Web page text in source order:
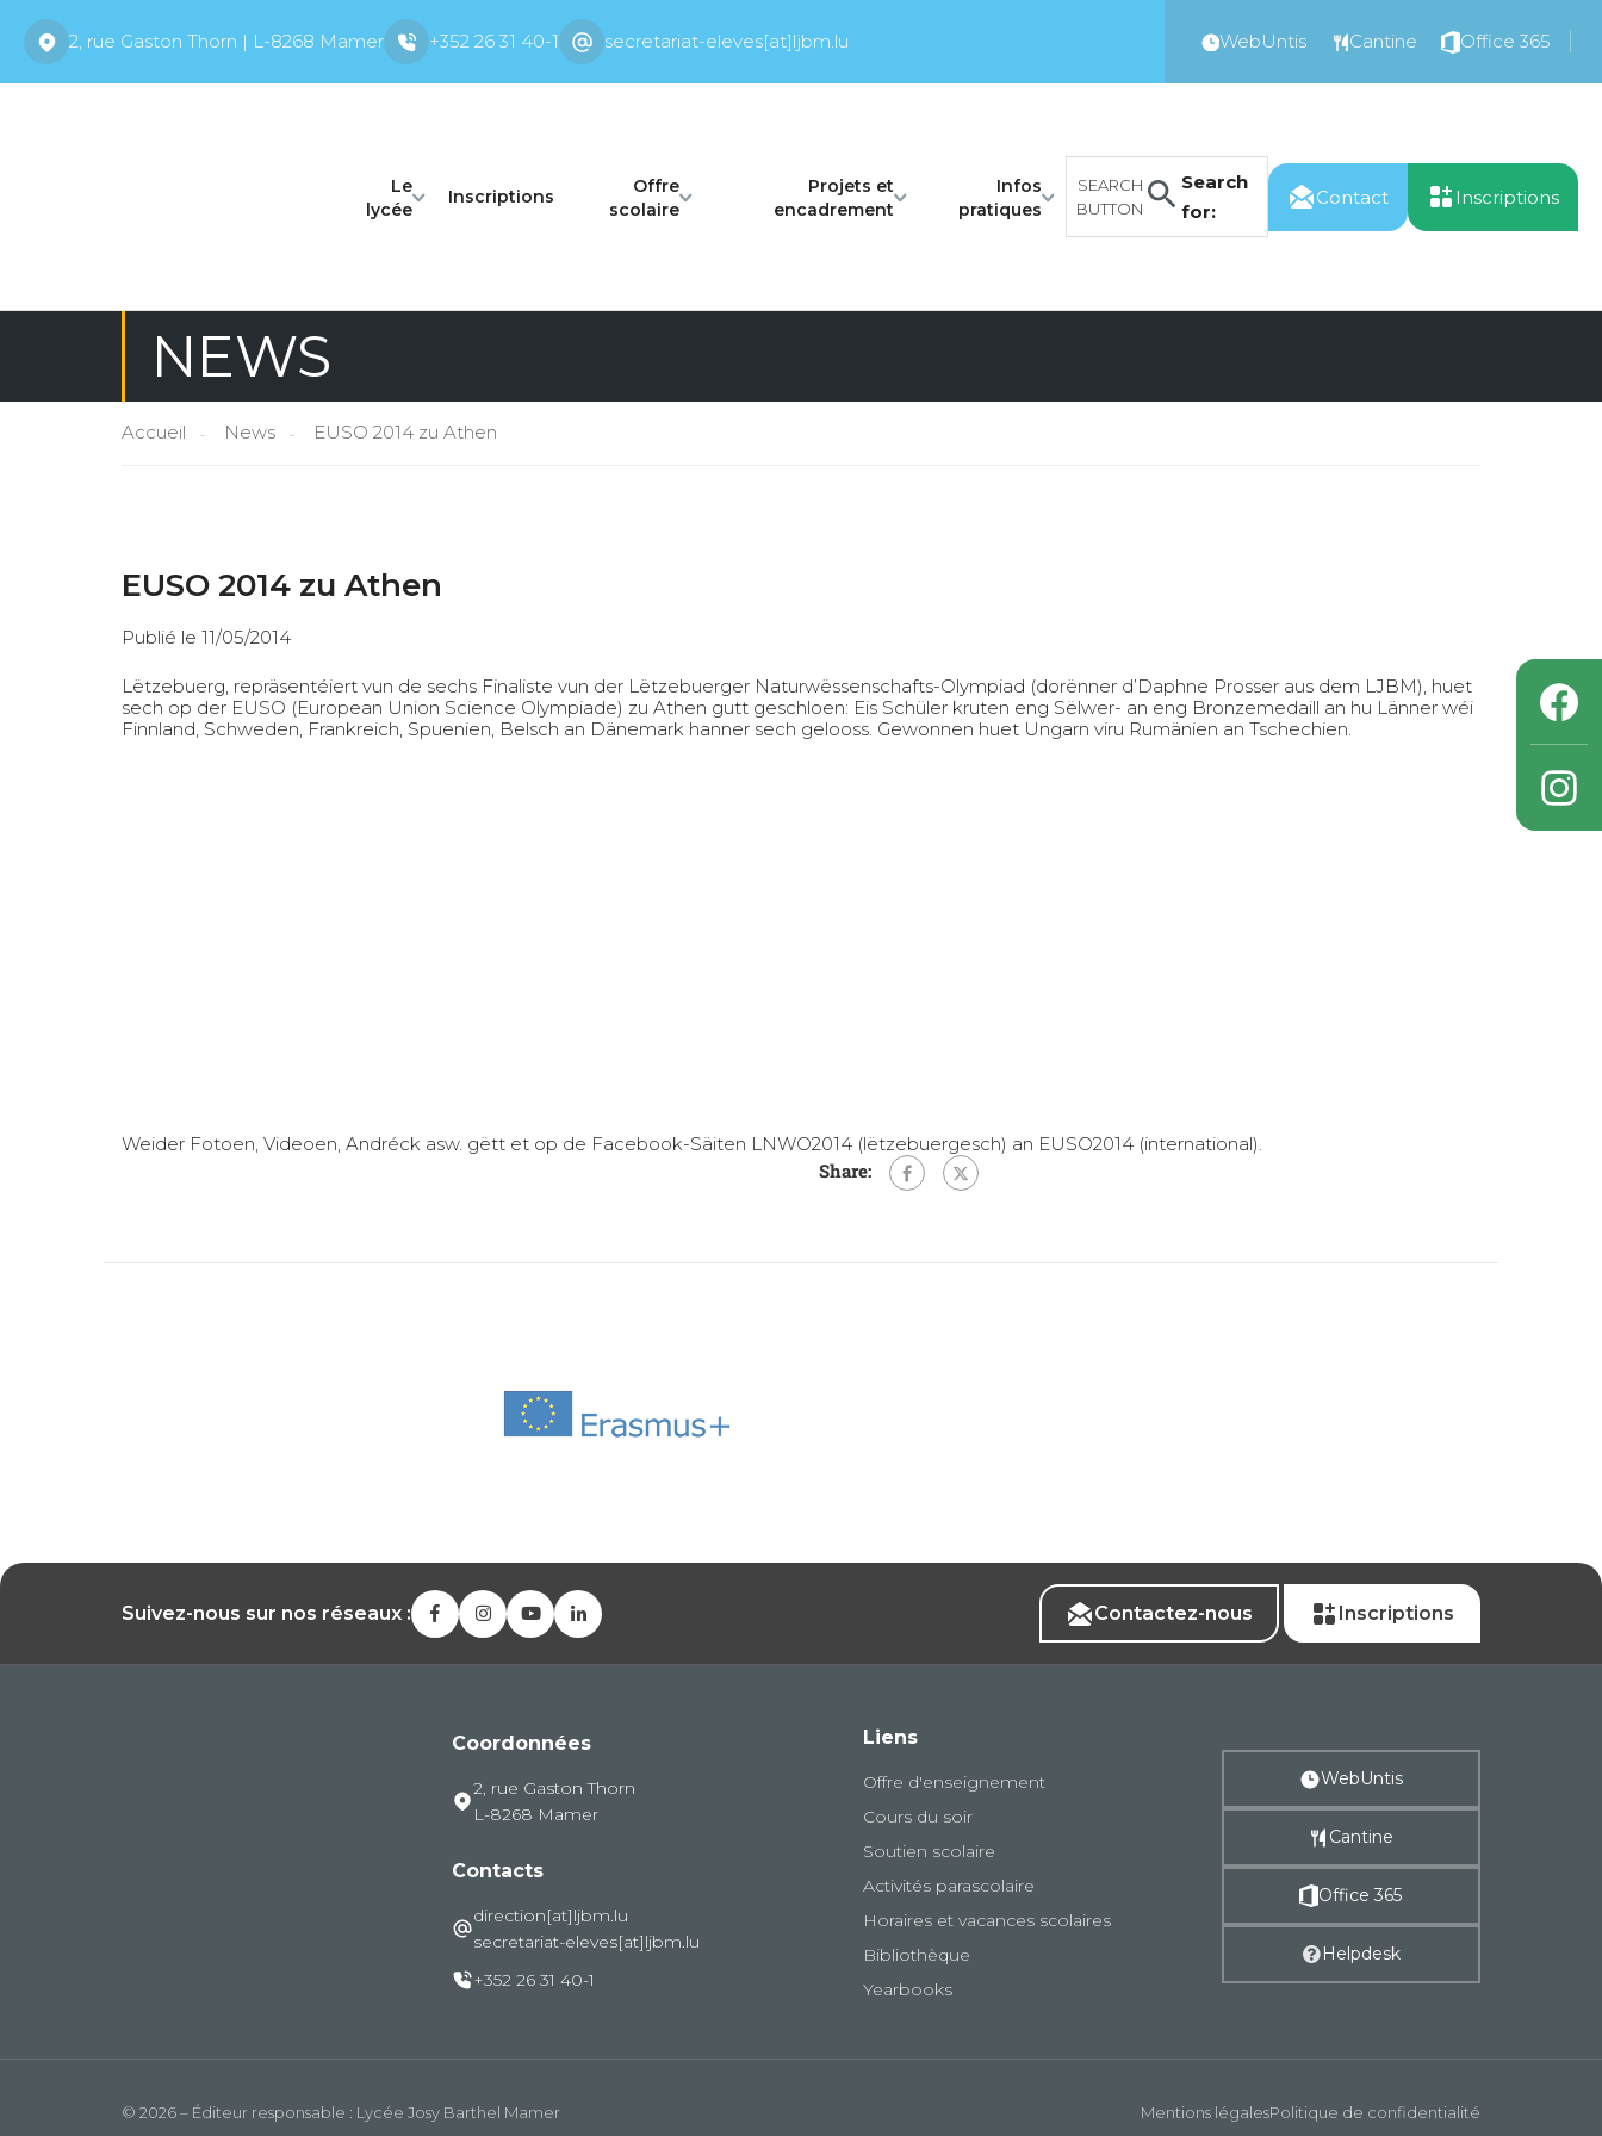
2, rue Gaston Thorn | L-8268 Mamer +352 26 31 40-1 secretariat-eleves[at]ljbm.lu WebUntis Cantine Office 365
Le
lycée
Inscriptions
Offre
scolaire
Projets et
encadrement
Infos
pratiques
Search
for:
SEARCH
BUTTON
Contact Inscriptions
NEWS
Accueil News EUSO 2014 zu Athen
EUSO 2014 zu Athen
Publié le 11/05/2014
Lëtzebuerg, repräsentéiert vun de sechs Finaliste vun der Lëtzebuerger Naturwëssenschafts-Olympiad (dorënner d’Daphne Prosser aus dem LJBM), huet
sech op der EUSO (European Union Science Olympiade) zu Athen gutt geschloen: Eis Schüler kruten eng Sëlwer- an eng Bronzemedaill an hu Länner wéi
Finnland, Schweden, Frankreich, Spuenien, Belsch an Dänemark hanner sech gelooss. Gewonnen huet Ungarn viru Rumänien an Tschechien.
Weider Fotoen, Videoen, Andréck asw. gëtt et op de Facebook-Säiten LNWO2014 (lëtzebuergesch) an EUSO2014 (international).
Share:
Suivez-nous sur nos réseaux : Contactez-nous Inscriptions
Coordonnées
2, rue Gaston Thorn
L-8268 Mamer
Contacts
direction[at]ljbm.lu
secretariat-eleves[at]ljbm.lu
+352 26 31 40-1
Liens
Offre d'enseignement
Cours du soir
Soutien scolaire
Activités parascolaire
Horaires et vacances scolaires
Bibliothèque
Yearbooks
WebUntis
Cantine
Office 365
Helpdesk
© 2026 – Éditeur responsable : Lycée Josy Barthel Mamer Mentions légalesPolitique de confidentialité